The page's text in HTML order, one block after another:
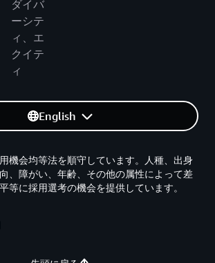
ダイバ
ーシテ
ィ、エ
クイテ
ィ
English
機会均等法を順守しています。人種、出身
、障がい、年齢、その他の属性によって差
等に採用選考の機会を提供しています。